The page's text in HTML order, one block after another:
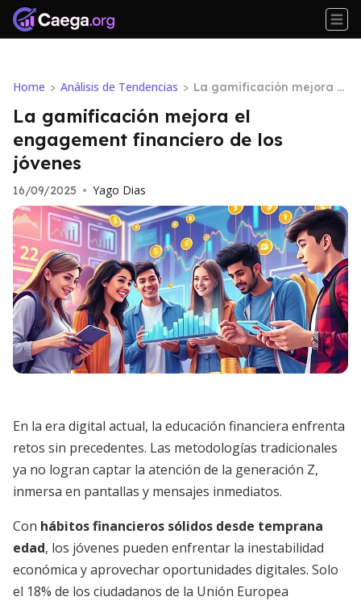
Home > Análisis de Tendencias > La gamificación mejora el
engagement financiero d
e los jóvenes
La gamificación mejora el
engagement financiero de los
jóvenes
16/09/2025 • Yago Dias
En la era digital actual, la educación financiera enfrenta
retos sin precedentes. Las metodologías tradicionales
ya no logran captar la atención de la generación Z,
inmersa en pantallas y mensajes inmediatos.
Con hábitos financieros sólidos desde temprana
edad, los jóvenes pueden enfrentar la inestabilidad
económica y aprovechar oportunidades digitales. Solo
el 18% de los ciudadanos de la Unión Europea